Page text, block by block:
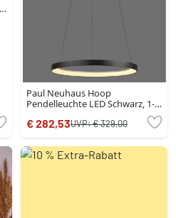
Paul Neuhaus Hoop
Pendelleuchte LED Schwarz, 1-
€ 282,53UVP:€ 329,00